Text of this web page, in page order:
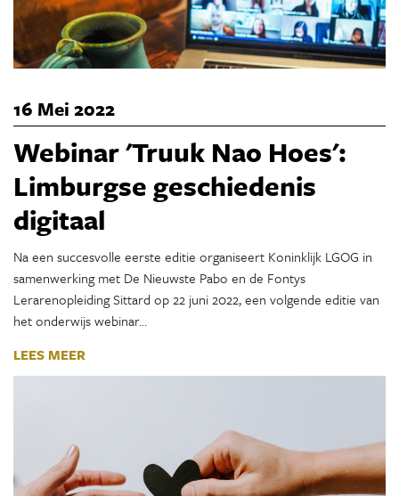
16 Mei 2022
Webinar 'Truuk Nao Hoes':
Limburgse geschiedenis
digitaal
Na een succesvolle eerste editie organiseert Koninklijk LGOG in
samenwerking met De Nieuwste Pabo en de Fontys
Lerarenopleiding Sittard op 22 juni 2022, een volgende editie van
het onderwijs webinar…
LEES MEER